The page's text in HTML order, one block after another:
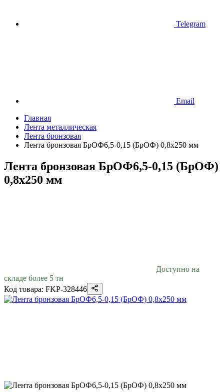
Telegram
Email
Главная
Лента металлическая
Лента бронзовая
Лента бронзовая БрОФ6,5-0,15 (БрОФ) 0,8х250 мм
Лента бронзовая БрОФ6,5-0,15 (БрОФ)
0,8х250 мм
Доступно на
складе более 5 тн
Код товара: FKP-328446